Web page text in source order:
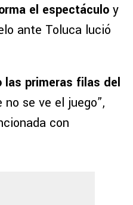
el espectáculo y
ante Toluca lució
las primeras filas del
no se ve el juego”,
con